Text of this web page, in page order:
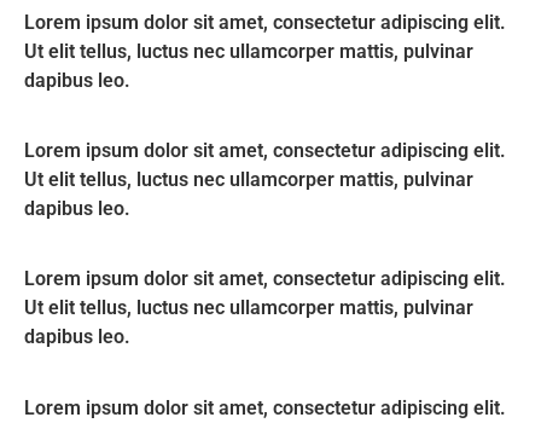
Lorem ipsum dolor sit amet, consectetur adipiscing elit.
Ut elit tellus, luctus nec ullamcorper mattis, pulvinar
dapibus leo.
Lorem ipsum dolor sit amet, consectetur adipiscing elit.
Ut elit tellus, luctus nec ullamcorper mattis, pulvinar
dapibus leo.
Lorem ipsum dolor sit amet, consectetur adipiscing elit.
Ut elit tellus, luctus nec ullamcorper mattis, pulvinar
dapibus leo.
Lorem ipsum dolor sit amet, consectetur adipiscing elit.